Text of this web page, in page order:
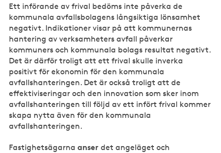
Ett införande av frival bedöms inte påverka de
kommunala avfallsbolagens långsiktiga lönsamhet
negativt. Indikationer visar på att kommunernas
hantering av verksamheters avfall påverkar
kommuners och kommunala bolags resultat negativt.
Det är därför troligt att ett frival skulle inverka
positivt för ekonomin för den kommunala
avfallshanteringen. Det är också troligt att de
effektiviseringar och den innovation som sker inom
avfallshanteringen till följd av ett infört frival kommer
skapa nytta även för den kommunala
avfallshanteringen.
Fastighetsägarnaanser det angeläget och